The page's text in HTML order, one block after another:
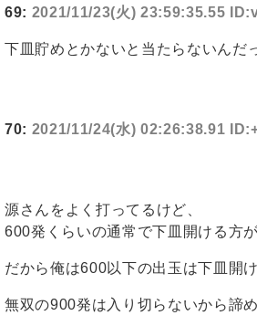
69: 2021/11/23(火) 23:59:35.55
下皿貯めとかないと当たらないんだ
70: 2021/11/24(水) 02:26:38.91
源さんをよく打ってるけど、
600発くらいの通常で下皿開ける方
だから俺は600以下の出玉は下皿開
無双の900発は入り切らないから諦め